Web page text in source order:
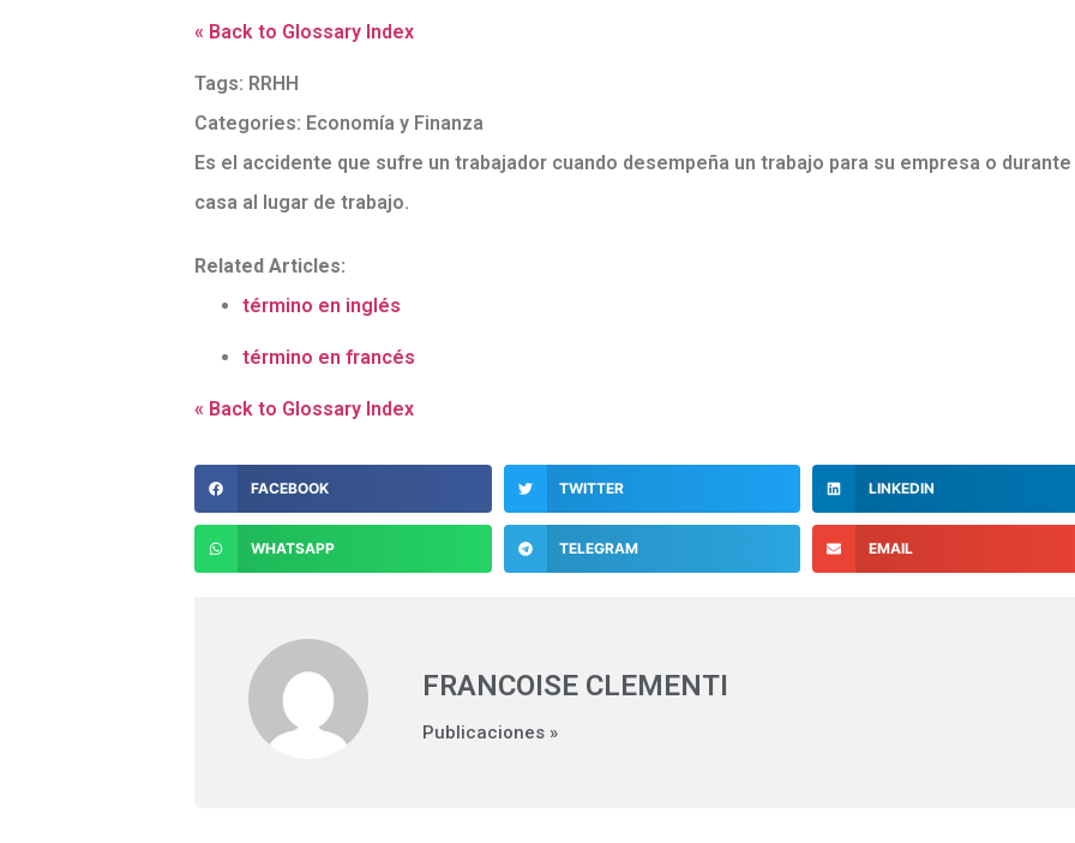
« Back to Glossary Index
Tags: RRHH
Categories: Economía y Finanza
Es el accidente que sufre un trabajador cuando desempeña un trabajo para su empresa o
casa al lugar de trabajo.
Related Articles:
término en inglés
término en francés
« Back to Glossary Index
FACEBOOK TWITTER LINKEDIN
WHATSAPP TELEGRAM EMAIL
FRANCOISE CLEMENTI
Publicaciones »